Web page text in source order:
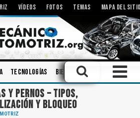
VÍDEOS FOTOS TEMAS MAPA DEL
Tecnologías Bielas Aceites
Y PERNOS – TIPOS,
Y BLOQUEO